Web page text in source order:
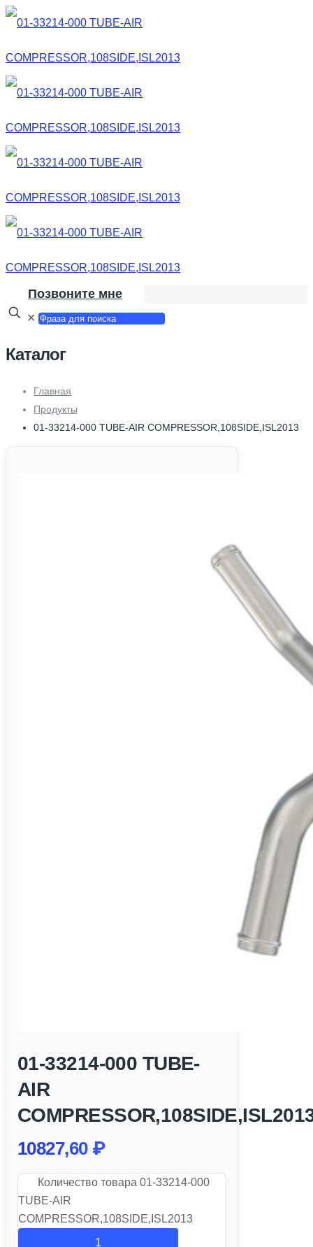
Позвоните мне
✕
Каталог
Главная
Продукты
01-33214-000 TUBE-AIR COMPRESSOR,108SIDE,ISL2013
01-33214-000 TUBE-
AIR
10827,60 ₽
Количество товара 01-33214-000
TUBE-AIR
COMPRESSOR,108SIDE,ISL2013